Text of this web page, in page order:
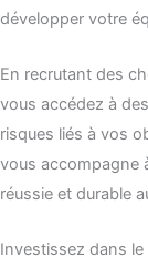
développer votre
En recrutant des
vous accédez à
risques liés à vos
vous accompagne
réussie et durable
Investissez dans le